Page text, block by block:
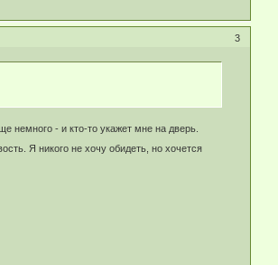
3
немного - и кто-то укажет мне на дверь.
Я никого не хочу обидеть, но хочется